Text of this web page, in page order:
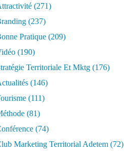
(271)
(237)
Pratique (209)
(190)
Territoriale Et Mktg (176)
(146)
(111)
(81)
(74)
Marketing Territorial Adetem (72)